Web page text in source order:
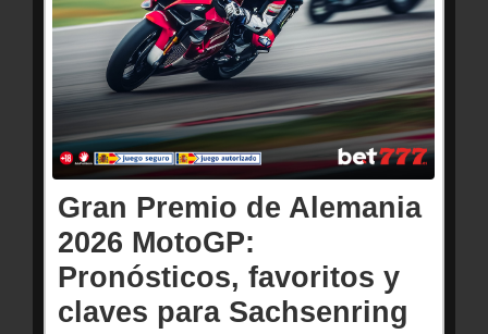
Gran Premio de Alemania
2026 MotoGP:
Pronósticos, favoritos y
claves para Sachsenring